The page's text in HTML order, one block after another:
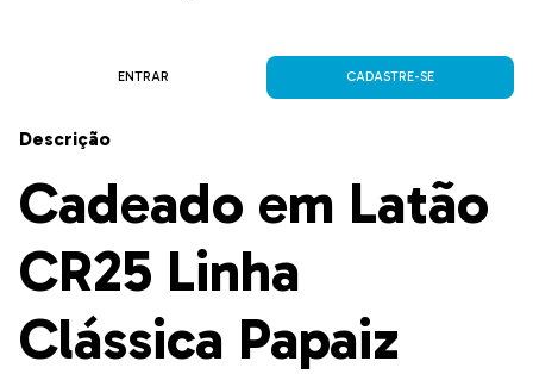
ENTRAR CADASTRE-SE
Descrição
Cadeado em Latão
CR25 Linha
Clássica Papaiz